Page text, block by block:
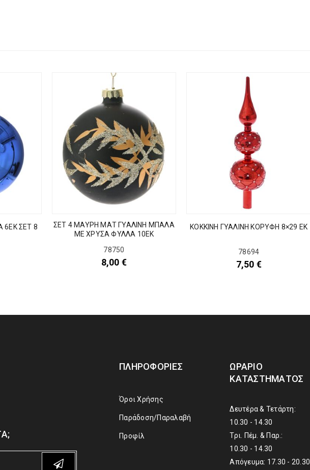
6ΕΚ ΣΕΤ 8
ΣΕΤ 4 ΜΑΥΡΗ ΜΑΤ ΓΥΑΛΙΝΗ ΜΠΑΛΑ
ΜΕ ΧΡΥΣΑ ΦΥΛΛΑ 10ΕΚ
78750
8,00 €
ΚΟΚΚΙΝΗ ΓΥΑΛΙΝΗ ΚΟΡΥΦΗ 8×29 ΕΚ
78694
7,50 €
ΠΛΗΡΟΦΟΡΊΕΣ
Όροι Χρήσης
Παράδοση/Παραλαβή
Προφίλ
ΩΡΆΡΙΟ
ΚΑΤΑΣΤΉΜΑΤΟΣ
Δευτέρα & Τετάρτη:
10.30 - 14.30
Τρι. Πέμ. & Παρ.:
10.30 - 14.30
Απόγευμα: 17.30 - 20.30